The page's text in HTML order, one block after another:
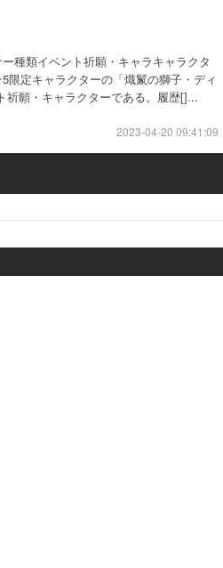
種類イベント祈願・キャラキャラクタ
定キャラクターの「熾鬣の獅子・ディ
祈願・キャラクターである。履歴[]...
2023-04-20 09:41:09